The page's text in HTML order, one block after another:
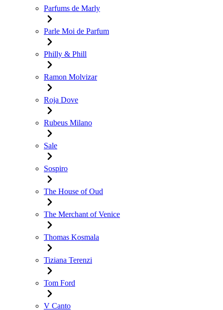
Parfums de Marly
Parle Moi de Parfum
Philly & Phill
Ramon Molvizar
Roja Dove
Rubeus Milano
Sale
Sospiro
The House of Oud
The Merchant of Venice
Thomas Kosmala
Tiziana Terenzi
Tom Ford
V Canto